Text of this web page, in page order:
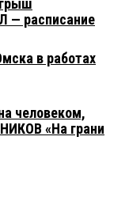
— расписание
в работах
человеком,
«На грани